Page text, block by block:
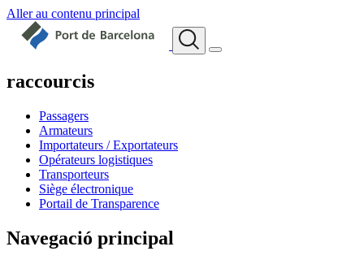
Aller au contenu principal
raccourcis
Passagers
Armateurs
Importateurs / Exportateurs
Opérateurs logistiques
Transporteurs
Siège électronique
Portail de Transparence
Navegació principal